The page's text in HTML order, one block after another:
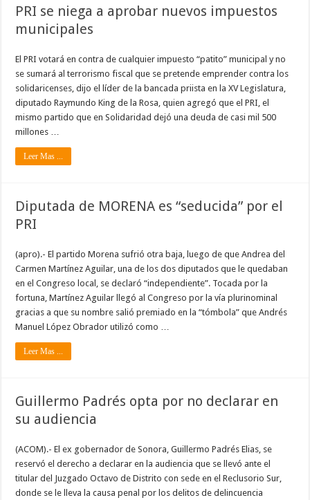
PRI se niega a aprobar nuevos impuestos
municipales
El PRI votará en contra de cualquier impuesto “patito” municipal y no
se sumará al terrorismo fiscal que se pretende emprender contra los
solidaricenses, dijo el líder de la bancada priista en la XV Legislatura,
diputado Raymundo King de la Rosa, quien agregó que el PRI, el
mismo partido que en Solidaridad dejó una deuda de casi mil 500
millones …
Leer Mas ...
Diputada de MORENA es “seducida” por el
PRI
(apro).- El partido Morena sufrió otra baja, luego de que Andrea del
Carmen Martínez Aguilar, una de los dos diputados que le quedaban
en el Congreso local, se declaró “independiente”. Tocada por la
fortuna, Martínez Aguilar llegó al Congreso por la vía plurinominal
gracias a que su nombre salió premiado en la “tómbola” que Andrés
Manuel López Obrador utilizó como …
Leer Mas ...
Guillermo Padrés opta por no declarar en
su audiencia
(ACOM).- El ex gobernador de Sonora, Guillermo Padrés Elias, se
reservó el derecho a declarar en la audiencia que se llevó ante el
titular del Juzgado Octavo de Distrito con sede en el Reclusorio Sur,
donde se le lleva la causa penal por los delitos de delincuencia